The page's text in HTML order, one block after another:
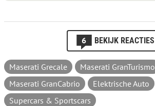
6 BEKIJK REACTIES
Maserati Grecale
Maserati GranTurismo
Maserati GranCabrio
Elektrische Auto
Supercars & Sportscars